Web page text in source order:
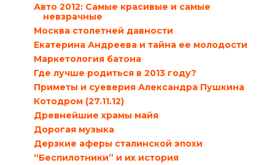
Авто 2012: Самые красивые и самые
невзрачные
Москва столетней давности
Екатерина Андреева и тайна ее молодости
Маркетология батона
Где лучше родиться в 2013 году?
Приметы и суеверия Александра Пушкина
Котодром (27.11.12)
Древнейшие храмы майя
Дорогая музыка
Дерзкие аферы сталинской эпохи
“Беспилотники” и их история